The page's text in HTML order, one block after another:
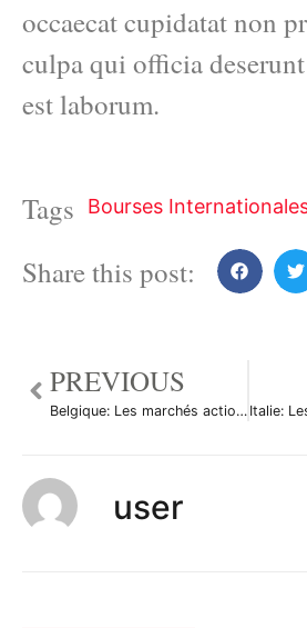
occaecat cupidatat non
culpa qui officia
est laborum.
Tags Bourses
Share this post:
PREVIOUS
Belgique: Les marchés actions finissent en hausse; l’indice BEL 20 gagne 0,56%
user